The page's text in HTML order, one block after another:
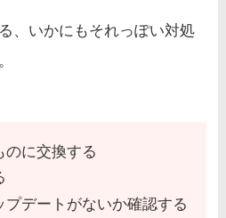
、いかにもそれっぽい対処
のに交換する
プデートがないか確認する